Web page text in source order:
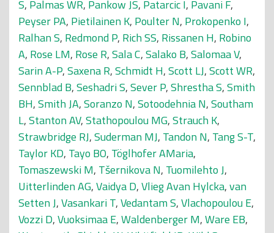
S, Palmas WR, Pankow JS, Patarcic I, Pavani F,
Peyser PA, Pietilainen K, Poulter N, Prokopenko I,
Ralhan S, Redmond P, Rich SS, Rissanen H, Robino
A, Rose LM, Rose R,Sala C,Salako B,Salomaa V,
Sarin A-P,Saxena R,Schmidt H,Scott LJ,Scott WR,
Sennblad B,Seshadri S,Sever P,Shrestha S,Smith
BH,Smith JA,Soranzo N,Sotoodehnia N,Southam
L,Stanton AV,Stathopoulou MG,Strauch K,
Strawbridge RJ,Suderman MJ, Tandon N, Tang S-T,
Taylor KD, Tayo BO, Töglhofer AMaria,
Tomaszewski M, Tšernikova N, Tuomilehto J,
Uitterlinden AG,Vaidya D,Vlieg Avan Hylcka,van
Setten J,Vasankari T,Vedantam S,Vlachopoulou E,
Vozzi D,Vuoksimaa E,Waldenberger M,Ware EB,